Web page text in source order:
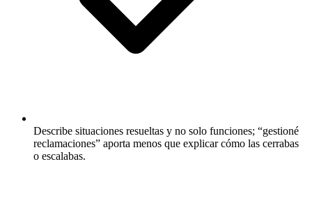
Describe situaciones resueltas y no solo funciones; “gestioné
reclamaciones” aporta menos que explicar cómo las cerrabas
o escalabas.